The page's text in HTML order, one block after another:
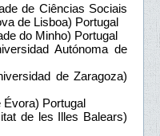
de Ciências Sociais
de Lisboa) Portugal
do Minho) Portugal
Autónoma de
de Zaragoza)
Évora) Portugal
de les Illes Balears)